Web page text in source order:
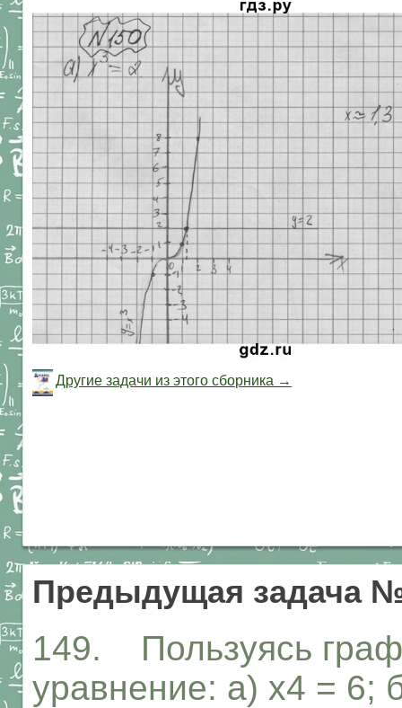
Другие задачи из этого сборника →
Предыдущая задача
149. Пользуясь
уравнение: а) х4 = 6;